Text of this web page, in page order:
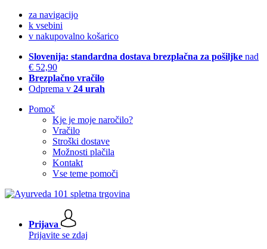
za navigacijo
k vsebini
v nakupovalno košarico
Slovenija: standardna dostava brezplačna za pošiljke nad
€ 52,90
Brezplačno vračilo
Odprema v 24 urah
Pomoč
Kje je moje naročilo?
Vračilo
Stroški dostave
Možnosti plačila
Kontakt
Vse teme pomoči
Prijava
Prijavite se zdaj